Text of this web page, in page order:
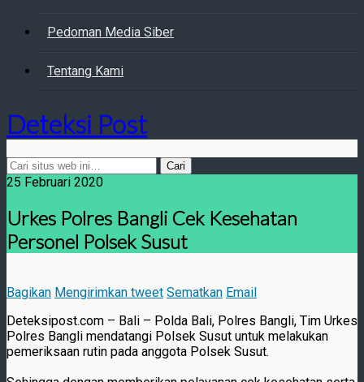
Pedoman Media Siber
Tentang Kami
Deteksi Post
25 Februari 2020
Urkes Polres Bangli Cek Kesehatan
Personel Polsek Susut
Bagikan Mengirimkan tweet Sematkan Email
Deteksipost.com – Bali – Polda Bali, Polres Bangli, Tim Urkes
Polres Bangli mendatangi Polsek Susut untuk melakukan
pemeriksaan rutin pada anggota Polsek Susut.